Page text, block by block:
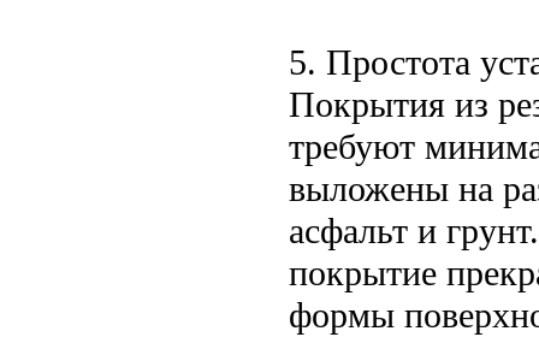
5. Простота
Покрытия из
требуют
выложены на
асфальт и
покрытие
формы